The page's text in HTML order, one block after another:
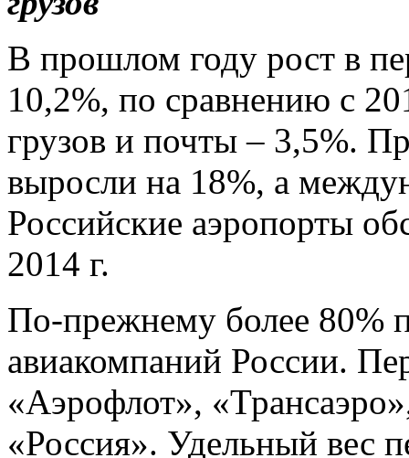
В прошлом году рост в
10,2%, по сравнению с
грузов и почты – 3,5%.
выросли на 18%, а
Российские аэропорты
2014 г.
По-прежнему более 80%
авиакомпаний России.
«Аэрофлот»,
«Россия». Удельный вес